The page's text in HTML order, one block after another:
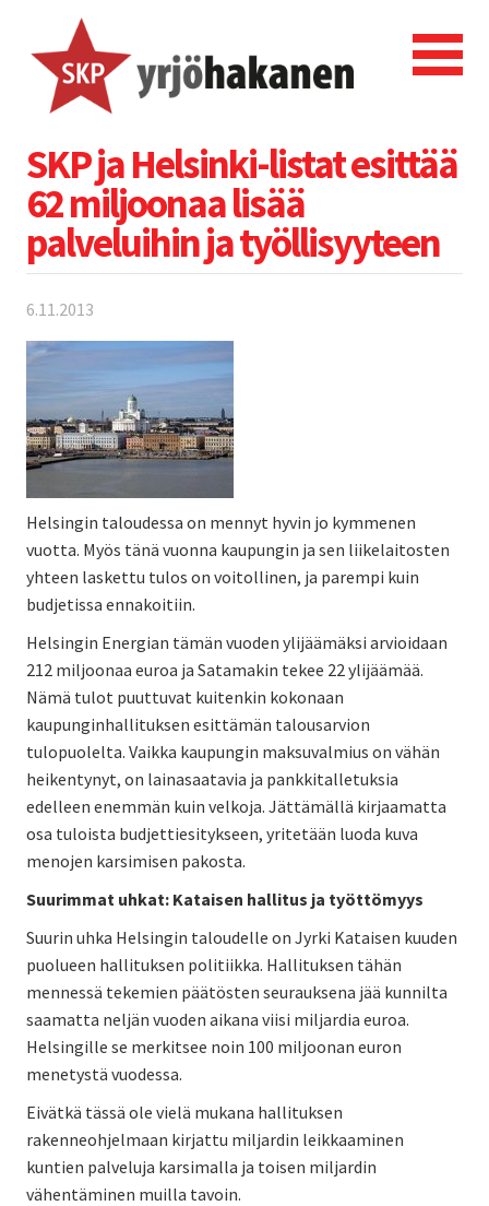
SKP ja Helsinki-listat esittää
62 miljoonaa lisää
palveluihin ja työllisyyteen
6.11.2013
Helsingin taloudessa on mennyt hyvin jo kymmenen
vuotta. Myös tänä vuonna kaupungin ja sen liikelaitosten
yhteen laskettu tulos on voitollinen, ja parempi kuin
budjetissa ennakoitiin.
Helsingin Energian tämän vuoden ylijäämäksi arvioidaan
212 miljoonaa euroa ja Satamakin tekee 22 ylijäämää.
Nämä tulot puuttuvat kuitenkin kokonaan
kaupunginhallituksen esittämän talousarvion
tulopuolelta. Vaikka kaupungin maksuvalmius on vähän
heikentynyt, on lainasaatavia ja pankkitalletuksia
edelleen enemmän kuin velkoja. Jättämällä kirjaamatta
osa tuloista budjettiesitykseen, yritetään luoda kuva
menojen karsimisen pakosta.
Suurimmat uhkat: Kataisen hallitus ja työttömyys
Suurin uhka Helsingin taloudelle on Jyrki Kataisen kuuden
puolueen hallituksen politiikka. Hallituksen tähän
mennessä tekemien päätösten seurauksena jää kunnilta
saamatta neljän vuoden aikana viisi miljardia euroa.
Helsingille se merkitsee noin 100 miljoonan euron
menetystä vuodessa.
Eivätkä tässä ole vielä mukana hallituksen
rakenneohjelmaan kirjattu miljardin leikkaaminen
kuntien palveluja karsimalla ja toisen miljardin
vähentäminen muilla tavoin.